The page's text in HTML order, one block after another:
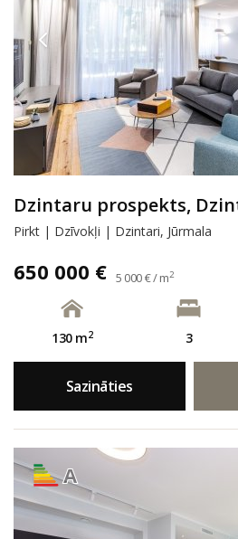
Dzintaru prospekts,
Pirkt | Dzīvokļi | Dzintari, Jūrmala
650 000 € 5 000 € / m2
130 m2 3
Sazināties
A